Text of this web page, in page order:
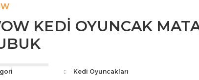
KEDİ OYUNCAK
Kedi Oyuncakları